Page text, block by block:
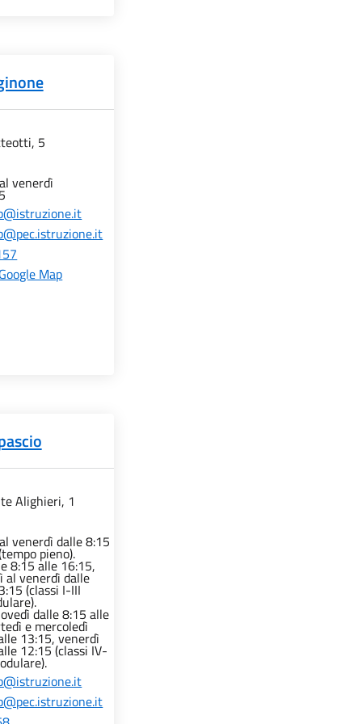
5
venerdì
Map
Alighieri, 1
venerdì dalle 8:15
pieno).
8:15 alle 16:15,
al venerdì dalle
(classi I-III
dalle 8:15 alle
e mercoledì
13:15, venerdì
12:15 (classi IV-